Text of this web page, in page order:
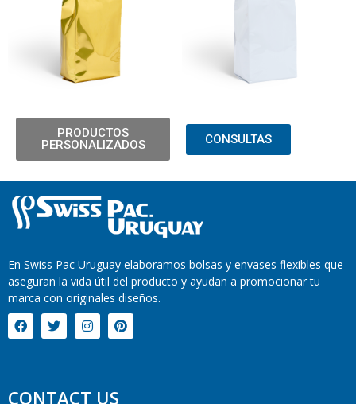
PRODUCTOS
PERSONALIZADOS
CONSULTAS
En Swiss Pac Uruguay elaboramos bolsas y envases flexibles que
aseguran la vida útil del producto y ayudan a promocionar tu
marca con originales diseños.
CONTACT US